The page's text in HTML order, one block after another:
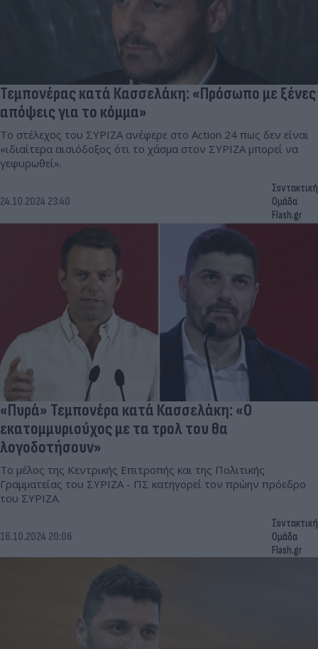
Τεμπονέρας κατά Κασσελάκη: «Πρόσωπο με ξένες
απόψεις για το κόμμα»
Το στέλεχος του ΣΥΡΙΖΑ ανέφερε στο Action 24 πως δεν είναι
«ιδιαίτερα αισιόδοξος ότι το χάσμα στον ΣΥΡΙΖΑ μπορεί να
γεφυρωθεί».
24.10.2024 23:40
Συντακτική
Ομάδα
Flash.gr
«Πυρά» Τεμπονέρα κατά Κασσελάκη: «Ο
εκατομμυριούχος με τα τρολ του θα
λογοδοτήσουν»
Το μέλος της Κεντρικής Επιτροπής και της Πολιτικής
Γραμματείας του ΣΥΡΙΖΑ - ΠΣ κατηγορεί τον πρώην πρόεδρο
του ΣΥΡΙΖΑ.
16.10.2024 20:06
Συντακτική
Ομάδα
Flash.gr